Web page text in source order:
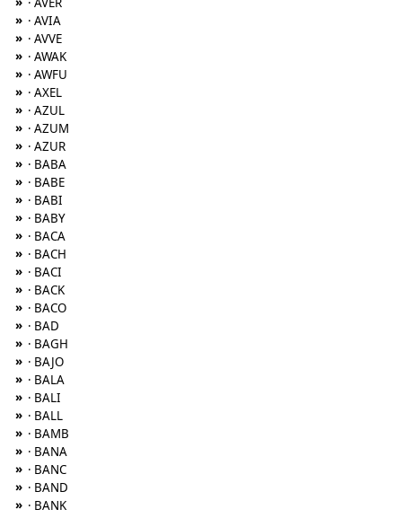
» · AVIA
» · AVVE
» · AWAK
» · AWFU
» · AXEL
» · AZUL
» · AZUM
» · AZUR
» · BABA
» · BABE
» · BABI
» · BABY
» · BACA
» · BACH
» · BACI
» · BACK
» · BACO
» · BAD
» · BAGH
» · BAJO
» · BALA
» · BALI
» · BALL
» · BAMB
» · BANA
» · BANC
» · BAND
» · BANK